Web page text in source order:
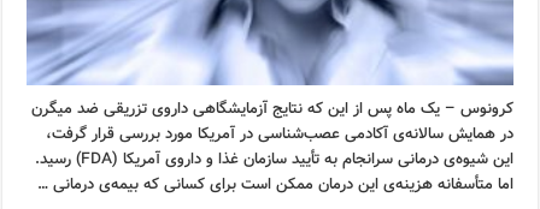
کرونوس – یک ماه پس از این که نتایج آزمایشگاهی داروی تزریقی ضد میگرن
در همایش سالانه‌ی آکادمی عصب‌شناسی در آمریکا مورد بررسی قرار گرفت،
این شیوه‌ی درمانی سرانجام به تأیید سازمان غذا و داروی آمریکا (FDA) رسید.
اما متأسفانه هزینه‌ی این درمان ممکن است برای کسانی که بیمه‌ی درمانی …